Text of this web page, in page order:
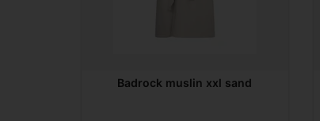
Badrock muslin xxl sand